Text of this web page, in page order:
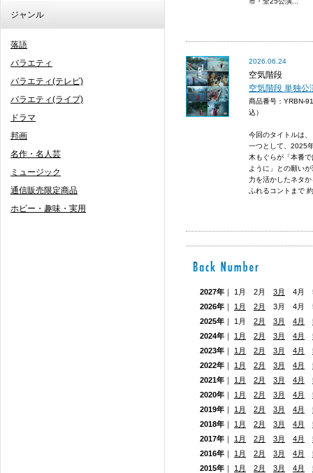
ジャンル
落語
バラエティ
バラエティ(テレビ)
バラエティ(ライブ)
ドラマ
邦画
名作・名人芸
ミュージック
通信販売限定商品
ホビー・趣味・実用
2026.06.24
空気階段
空気階段 単独公
商品番号：YRBN-
込）
今回のタイトルは
一つとして、2025
木もぐらが「本番
ように」との願い
力を活かしたネタ
ふれるコントまで
2027年 ｜ 1月 2月 3月
4月
2026年 ｜ 1月 2月
3月 4月
2025年 ｜ 1月 2月 3月 4月
2024年 ｜ 1月 2月 3月 4月
2023年 ｜ 1月 2月 3月 4月
2022年 ｜ 1月 2月 3月 4月
2021年 ｜ 1月 2月 3月 4月
2020年 ｜ 1月 2月 3月 4月
2019年 ｜ 1月 2月 3月 4月
2018年 ｜ 1月 2月 3月 4月
2017年 ｜ 1月 2月 3月 4月
2016年 ｜ 1月 2月 3月 4月
2015年 ｜ 1月 2月 3月 4月